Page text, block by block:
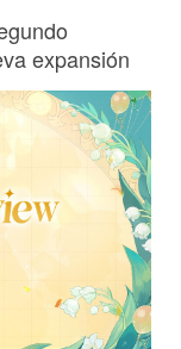
expansión